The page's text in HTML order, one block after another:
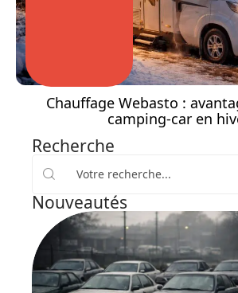
Chauffage Webasto :
camping-car en
Recherche
Nouveautés